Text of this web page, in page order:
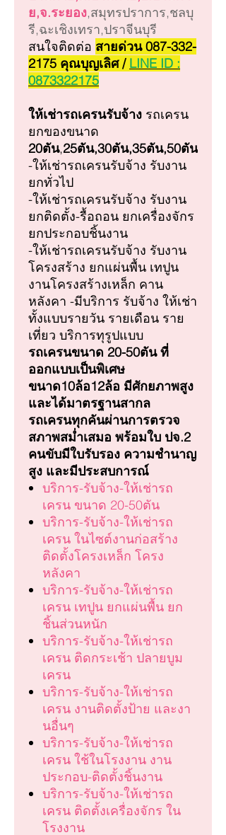
ย,จ.ระยอง,สมุทรปราการ,ชลบุ
รี,ฉะเชิงเทรา,ปราจีนบุรี
สนใจติดต่อ สายด่วน 087-332-
2175 คุณบุญเลิศ / LINE ID :
0873322175
ให้เช่ารถเครนรับจ้าง รถเครน
ยกของขนาด
20ตัน,25ตัน,30ตัน,35ตัน,50ตัน
-ให้เช่ารถเครนรับจ้าง รับงาน
ยกทั่วไป
-ให้เช่ารถเครนรับจ้าง รับงาน
ยกติดตั้ง-รื้อถอน ยกเครื่องจักร
ยกประกอบชิ้นงาน
-ให้เช่ารถเครนรับจ้าง รับงาน
โครงสร้าง ยกแผ่นพื้น เทปูน
งานโครงสร้างเหล็ก คาน
หลังคา -มีบริการ รับจ้าง ให้เช่า
ทั้งแบบรายวัน รายเดือน ราย
เที่ยว บริการทุรูปแบบ
รถเครนขนาด 20-50ตัน ที่
ออกแบบเป็นพิเศษ
ขนาด10ล้อ12ล้อ มีศักยภาพสูง
และได้มาตรฐานสากล
รถเครนทุกคันผ่านการตรวจ
สภาพสม่ำเสมอ พร้อมใบ ปจ.2
คนขับมีใบรับรอง ความชำนาญ
สูง และมีประสบการณ์
บริการ-รับจ้าง-ให้เช่ารถ
เครน ขนาด 20-50ตัน
บริการ-รับจ้าง-ให้เช่ารถ
เครน ในไซต์งานก่อสร้าง
ติดตั้งโครงเหล็ก โครง
หลังคา
บริการ-รับจ้าง-ให้เช่ารถ
เครน เทปูน ยกแผ่นพื้น ยก
ชิ้นส่วนหนัก
บริการ-รับจ้าง-ให้เช่ารถ
เครน ติดกระเช้า ปลายบูม
เครน
บริการ-รับจ้าง-ให้เช่ารถ
เครน งานติดตั้งป้าย และงา
นอื่นๆ
บริการ-รับจ้าง-ให้เช่ารถ
เครน ใช้ในโรงงาน งาน
ประกอบ-ติดตั้งชิ้นงาน
บริการ-รับจ้าง-ให้เช่ารถ
เครน ติดตั้งเครื่องจักร ใน
โรงงาน